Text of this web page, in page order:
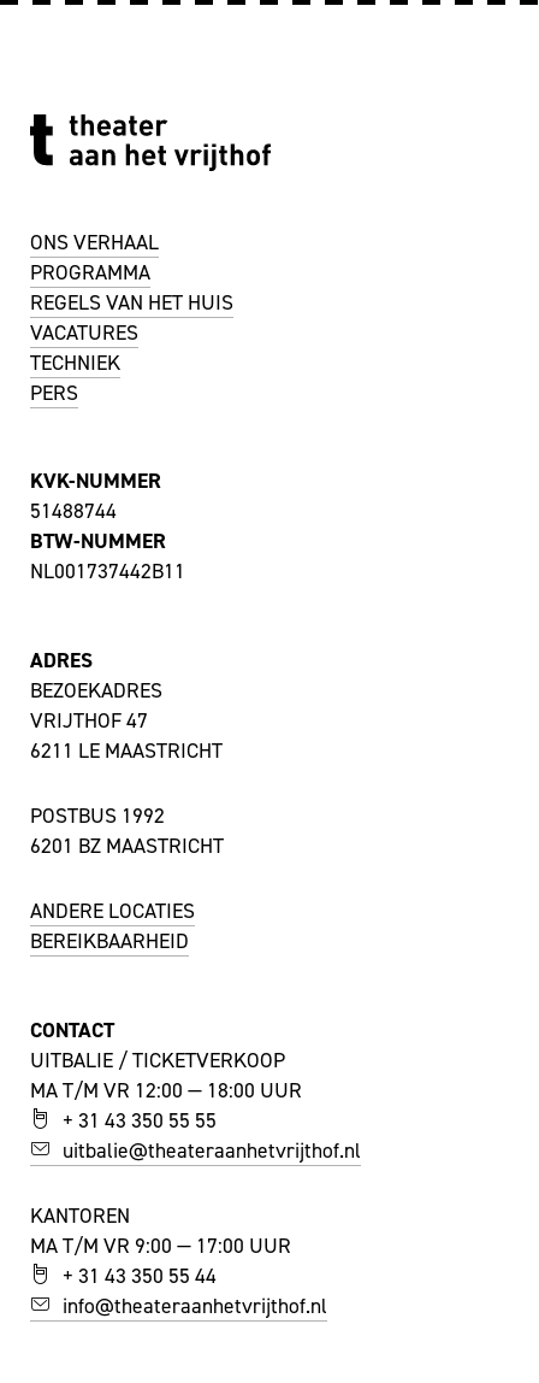
ONS VERHAAL
PROGRAMMA
REGELS VAN HET HUIS
VACATURES
TECHNIEK
PERS
KVK-NUMMER
51488744
BTW-NUMMER
NL001737442B11
ADRES
BEZOEKADRES
VRIJTHOF 47
6211 LE MAASTRICHT
POSTBUS 1992
6201 BZ MAASTRICHT
ANDERE LOCATIES
BEREIKBAARHEID
CONTACT
UITBALIE / TICKETVERKOOP
MA T/M VR 12:00 — 18:00 UUR
+ 31 43 350 55 55
uitbalie@theateraanhetvrijthof.nl
KANTOREN
MA T/M VR 9:00 — 17:00 UUR
+ 31 43 350 55 44
info@theateraanhetvrijthof.nl